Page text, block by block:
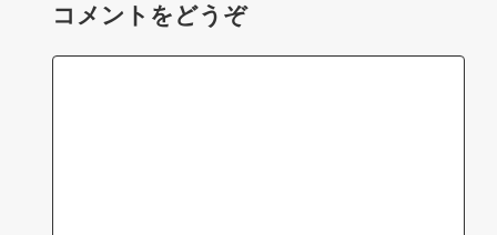
コメントをどうぞ